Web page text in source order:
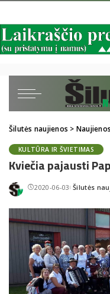
Šilutės naujienos > Naujienos
KULTŪRA IR ŠVIETIMAS
Kviečia pajausti
2020-06-03Posted
Šilutės